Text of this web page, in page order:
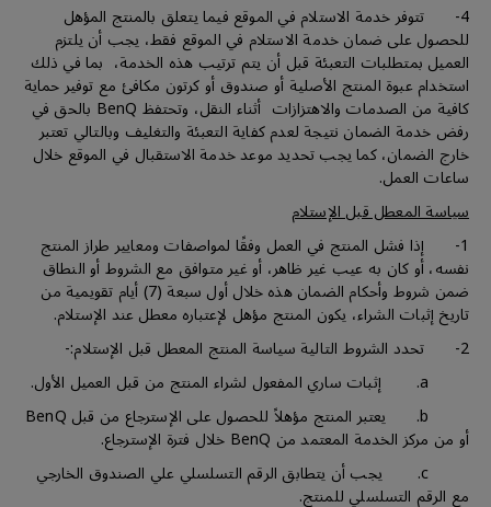
4- تتوفر خدمة الاستلام في الموقع فيما يتعلق بالمنتج المؤهل
للحصول على ضمان خدمة الاستلام في الموقع فقط، يجب أن يلتزم
العميل بمتطلبات التعبئة قبل أن يتم ترتيب هذه الخدمة، بما في ذلك
استخدام عبوة المنتج الأصلية أو صندوق أو كرتون مكافئ مع توفير حماية
كافية من الصدمات والاهتزازات أثناء النقل، وتحتفظ BenQ بالحق في
رفض خدمة الضمان نتيجة لعدم كفاية التعبئة والتغليف وبالتالي تعتبر
خارج الضمان، كما يجب تحديد موعد خدمة الاستقبال في الموقع خلال
ساعات العمل.
سياسة المعطل قبل الإستلام
1- إذا فشل المنتج في العمل وفقًا لمواصفات ومعايير طراز المنتج
نفسه، أو كان به عيب غير ظاهر، أو غير متوافق مع الشروط أو النطاق
ضمن شروط وأحكام الضمان هذه خلال أول سبعة (7) أيام تقويمية من
تاريخ إثبات الشراء، يكون المنتج مؤهل لإعتباره معطل عند الإستلام.
2- تحدد الشروط التالية سياسة المنتج المعطل قبل الإستلام:-
b. يعتبر المنتج مؤهلاً للحصول على الإسترجاع من قبل BenQ
أو من مركز الخدمة المعتمد من BenQ خلال فترة الإسترجاع.
c. يجب أن يتطابق الرقم التسلسلي علي الصندوق الخارجي
مع الرقم التسلسلي للمنتج.